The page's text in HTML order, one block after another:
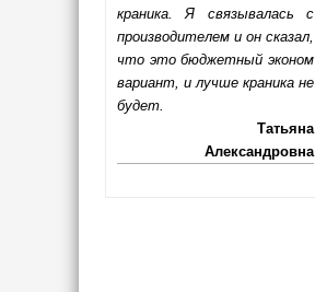
краника. Я связывалась с
производителем и он сказал,
что это бюджетный эконом
вариант, и лучше краника не
будет.
Татьяна
Александровна